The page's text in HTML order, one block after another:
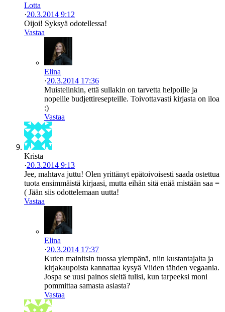
Lotta
·20.3.2014 9:12
Oijoi! Syksyä odotellessa!
Vastaa
Elina
·20.3.2014 17:36
Muistelinkin, että sullakin on tarvetta helpoille ja
nopeille budjettiresepteille. Toivottavasti kirjasta on iloa
:)
Vastaa
Krista
·20.3.2014 9:13
Jee, mahtava juttu! Olen yrittänyt epätoivoisesti saada ostettua
tuota ensimmäistä kirjaasi, mutta eihän sitä enää mistään saa =
( Jään siis odottelemaan uutta!
Vastaa
Elina
·20.3.2014 17:37
Kuten mainitsin tuossa ylempänä, niin kustantajalta ja
kirjakaupoista kannattaa kysyä Viiden tähden vegaania.
Jospa se uusi painos sieltä tulisi, kun tarpeeksi moni
pommittaa samasta asiasta?
Vastaa